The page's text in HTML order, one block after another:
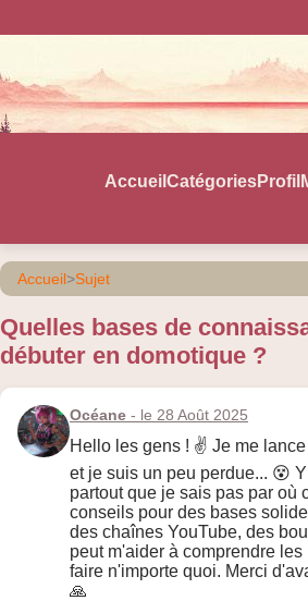
Accueil CatégoriesProfil
Accueil>Sujet
Quelles bases de
débuter en domotique ?
Océane - le 28 Août 2025
Hello les gens ! ✌️ Je me
et je suis un peu perdue... 😵
partout que je sais pas par où
conseils pour des bases
des chaînes YouTube, des
peut m'aider à comprendre
faire n'importe quoi. Merci
🙏